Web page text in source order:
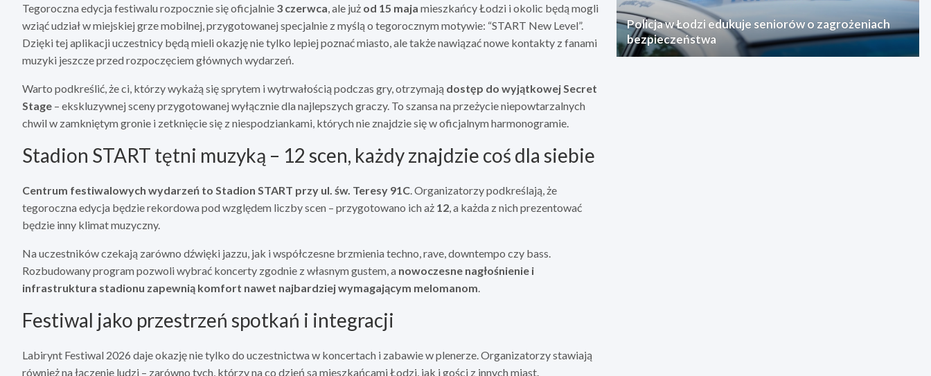
Tegoroczna edycja festiwalu rozpocznie się oficjalnie 3 czerwca, ale już od 15 maja mieszkańcy Łodzi i okolic będą mogli
wziąć udział w miejskiej grze mobilnej, przygotowanej specjalnie z myślą o tegorocznym motywie: “START New Level”.
Dzięki tej aplikacji uczestnicy będą mieli okazję nie tylko lepiej poznać miasto, ale także nawiązać nowe kontakty z fanami
muzyki jeszcze przed rozpoczęciem głównych wydarzeń.
Warto podkreślić, że ci, którzy wykażą się sprytem i wytrwałością podczas gry, otrzymają dostęp do wyjątkowej Secret
Stage – ekskluzywnej sceny przygotowanej wyłącznie dla najlepszych graczy. To szansa na przeżycie niepowtarzalnych
chwil w zamkniętym gronie i zetknięcie się z niespodziankami, których nie znajdzie się w oficjalnym harmonogramie.
Stadion START tętni muzyką – 12 scen, każdy znajdzie coś dla siebie
Centrum festiwalowych wydarzeń to Stadion START przy ul. św. Teresy 91C. Organizatorzy podkreślają, że
tegoroczna edycja będzie rekordowa pod względem liczby scen – przygotowano ich aż 12, a każda z nich prezentować
będzie inny klimat muzyczny.
Na uczestników czekają zarówno dźwięki jazzu, jak i współczesne brzmienia techno, rave, downtempo czy bass.
Rozbudowany program pozwoli wybrać koncerty zgodnie z własnym gustem, a nowoczesne nagłośnienie i
infrastruktura stadionu zapewnią komfort nawet najbardziej wymagającym melomanom.
Festiwal jako przestrzeń spotkań i integracji
Labirynt Festiwal 2026 daje okazję nie tylko do uczestnictwa w koncertach i zabawie w plenerze. Organizatorzy stawiają
również na łączenie ludzi – zarówno tych, którzy na co dzień są mieszkańcami Łodzi, jak i gości z innych miast.
Policja w Łodzi edukuje seniorów o zagrożeniach
bezpieczeństwa